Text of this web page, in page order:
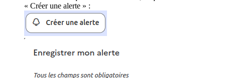
« Créer une alerte » :